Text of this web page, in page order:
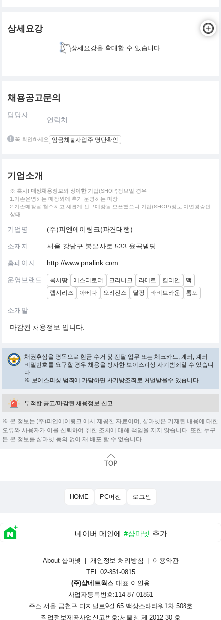
상세요강
상세요강을 확대할 수 있습니다.
채용공고문의
담당자
연락처
꼭 확인하세요 임금체불사업주 명단확인
기업소개
※ 혹시! 매장채용정보와 상이한 기업(SHOP)정보일 경우
1.기존운영하는 매장외에 추가 운영하는 매장
2.기존매장을 철수하고 새롭게 신규매장을 오픈했으나 기업(SHOP)정보 미변경중인
상태
기업명 (주)피엔에이링크(파견대행)
소재지 서울 강남구 봉은사로 533 윤곡빌딩
홈페이지 http://www.pnalink.com
운영브랜드 록시땅 에스티로더 크리니크 라메르 킬리안
맥
랩시리즈
아베다 오리진스 달팡 바비브라운 톰포
소개말
마감된 채용정보 입니다.
채권추심을 명목으로 현금 수거 및 전달 업무 또는 체크카드, 계좌, 계좌
비밀번호를 요구할 경우 채용을 빙자한 보이스피싱 사기범죄일 수 있습니
다.
※ 보이스피싱 범죄에 가담하면 사기방조죄로 처벌받을수 있습니다.
부적합 공고/마감된 채용정보 신고
※ 본 정보는 (주)피엔에이링크 에서 제공한 자료이며, 샵마넷은 기재된 내용에 대한
오류와 사용자가 이를 신뢰하여 취한 조치에 대해 책임을 지지 않습니다. 또한 누구
든 본 정보를 샵마넷 동의 없이 재 배포 할 수 없습니다.
HOME PC버전 로그인
네이버 메인에 #샵마넷 추가
About 샵마넷 개인정보 처리방침
이용약관
TEL:02-851-0815
(주)샵네트웍스 대표 이인용
사업자등록번호:114-87-01861
주소:서울 금천구 디지털로9길 65 백상스타타워1차 508호
직업정보제공사업신고번호:서울청 제 2012-30 호